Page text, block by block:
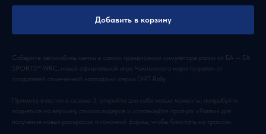
Добавить в корзину
Соберите автомобиль мечты в самом грандиозном симуляторе ралли от EA — EA
SPORTS™ WRC, новой официальной игре Чемпионата мира по ралли от
создателей отмеченной наградами серии DiRT Rally.
Примите участие в сезоне 3: откройте для себя новые моменты, попробуйте
подняться на вершину списка лидеров и используйте пропуск «Ралли» для
получения новых раскрасок и гоночной формы, чтобы блистать на трассах.